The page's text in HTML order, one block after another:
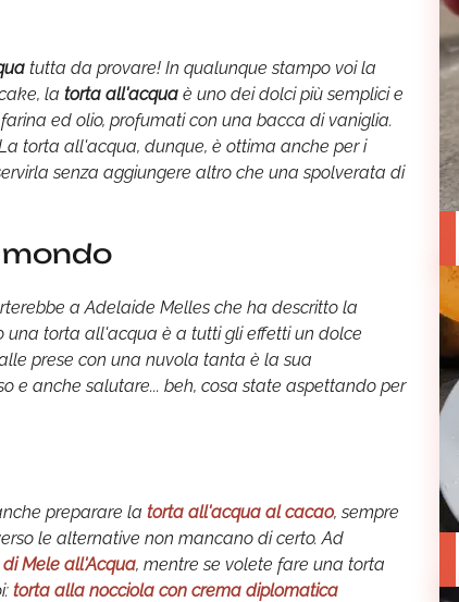
tutta da provare! In qualunque stampo voi la
la torta all'acqua è uno dei dolci più semplici e
ed olio, profumati con una bacca di vaniglia.
torta all'acqua, dunque, è ottima anche per i
senza aggiungere altro che una spolverata di
a Adelaide Melles che ha descritto la
una torta all'acqua è a tutti gli effetti un dolce
prese con una nuvola tanta è la sua
e anche salutare... beh, cosa state aspettando per
preparare la torta all'acqua al cacao, sempre
le alternative non mancano di certo. Ad
di Mele all'Acqua, mentre se volete fare una torta
torta alla nocciola con crema diplomatica